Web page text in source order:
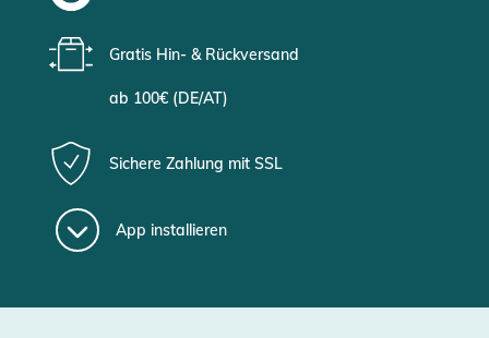
Gratis Hin- & Rückversand
ab 100€ (DE/AT)
Sichere Zahlung mit SSL
App installieren